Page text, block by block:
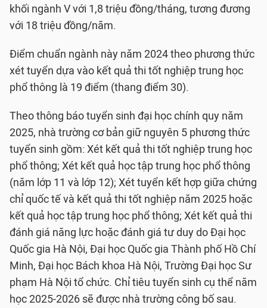
khối ngành V với 1,8 triệu đồng/tháng, tương đương
với 18 triệu đồng/năm.
Điểm chuẩn ngành này năm 2024 theo phương thức
xét tuyển dựa vào kết quả thi tốt nghiệp trung học
phổ thông là 19 điểm (thang điểm 30).
Theo thông báo tuyển sinh đại học chính quy năm
2025, nhà trường cơ bản giữ nguyên 5 phương thức
tuyển sinh gồm: Xét kết quả thi tốt nghiệp trung học
phổ thông; Xét kết quả học tập trung học phổ thông
(năm lớp 11 và lớp 12); Xét tuyển kết hợp giữa chứng
chỉ quốc tế và kết quả thi tốt nghiệp năm 2025 hoặc
kết quả học tập trung học phổ thông; Xét kết quả thi
đánh giá năng lực hoặc đánh giá tư duy do Đại học
Quốc gia Hà Nội, Đại học Quốc gia Thành phố Hồ Chí
Minh, Đại học Bách khoa Hà Nội, Trường Đại học Sư
phạm Hà Nội tổ chức. Chỉ tiêu tuyển sinh cụ thể năm
học 2025-2026 sẽ được nhà trường công bố sau.